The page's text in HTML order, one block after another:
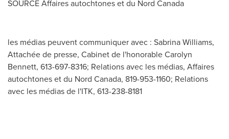
SOURCE Affaires autochtones et du Nord Canada
les médias peuvent communiquer avec : Sabrina Williams,
Attachée de presse, Cabinet de l'honorable Carolyn
Bennett, 613-697-8316; Relations avec les médias, Affaires
autochtones et du Nord Canada, 819-953-1160; Relations
avec les médias de l'ITK, 613-238-8181